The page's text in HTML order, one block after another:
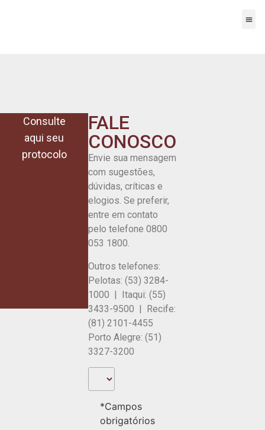
Consulte
aqui seu
protocolo
FALE
CONOSCO
Envie sua mensagem
com sugestões,
dúvidas, críticas e
elogios. Se preferir,
entre em contato
pelo telefone 0800
053 1800.
Outros telefones:
Pelotas: (53) 3284-
1000 | Itaqui: (55)
3433-9500 | Recife:
(81) 2101-4455
Porto Alegre: (51)
3327-3200
*Campos
obrigatórios